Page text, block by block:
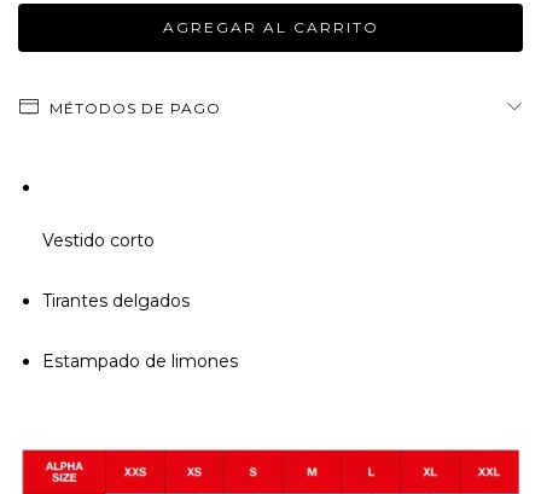
MÉTODOS DE PAGO
Vestido corto
Tirantes delgados
Estampado de limones